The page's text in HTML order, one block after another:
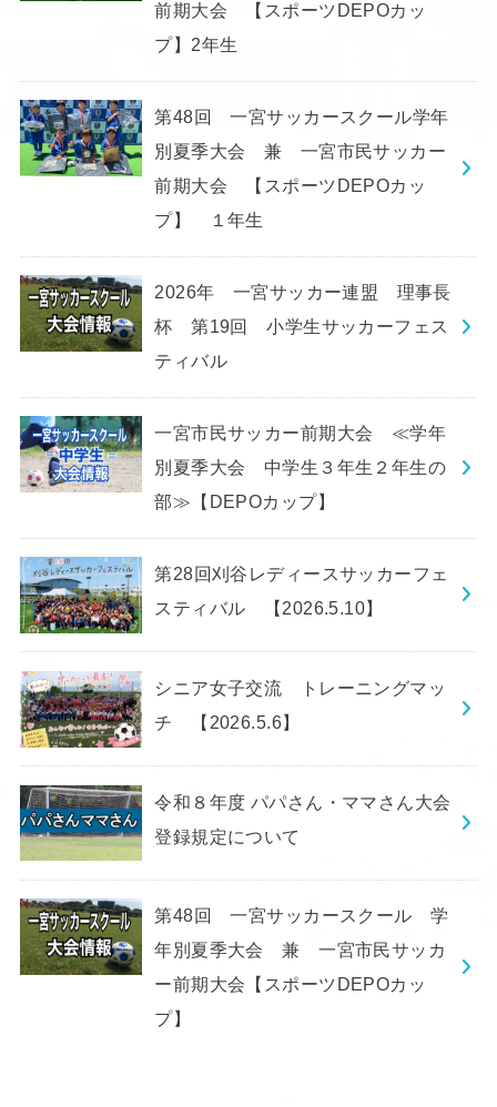
前期大会 【スポーツDEPOカッ
プ】2年生
第48回 一宮サッカースクール学年
別夏季大会 兼 一宮市民サッカー
前期大会 【スポーツDEPOカッ
プ】 １年生
2026年 一宮サッカー連盟 理事長
杯 第19回 小学生サッカーフェス
ティバル
一宮市民サッカー前期大会 ≪学年
別夏季大会 中学生３年生２年生の
部≫【DEPOカップ】
第28回刈谷レディースサッカーフェ
スティバル 【2026.5.10】
シニア女子交流 トレーニングマッ
チ 【2026.5.6】
令和８年度 パパさん・ママさん大会
登録規定について
第48回 一宮サッカースクール 学
年別夏季大会 兼 一宮市民サッカ
ー前期大会【スポーツDEPOカッ
プ】